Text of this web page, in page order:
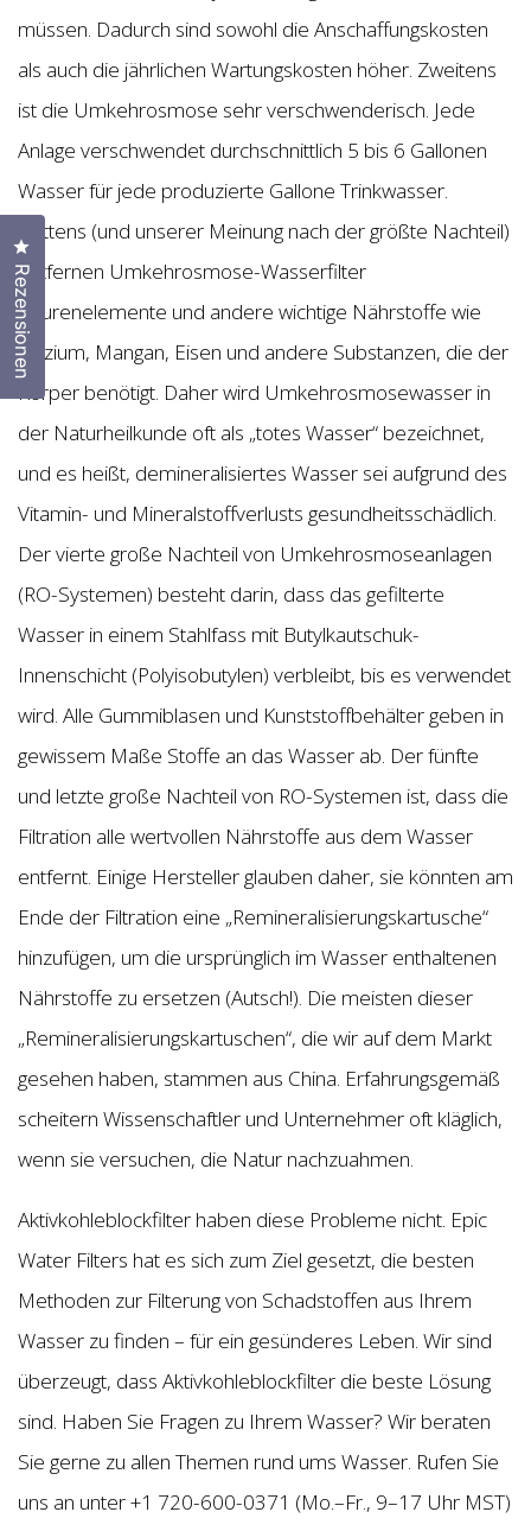
müssen. Dadurch sind sowohl die Anschaffungskosten
als auch die jährlichen Wartungskosten höher. Zweitens
ist die Umkehrosmose sehr verschwenderisch. Jede
Anlage verschwendet durchschnittlich 5 bis 6 Gallonen
Wasser für jede produzierte Gallone Trinkwasser.
Drittens (und unserer Meinung nach der größte Nachteil)
entfernen Umkehrosmose-Wasserfilter
Spurenelemente und andere wichtige Nährstoffe wie
Kalzium, Mangan, Eisen und andere Substanzen, die der
Körper benötigt. Daher wird Umkehrosmosewasser in
der Naturheilkunde oft als „totes Wasser“ bezeichnet,
und es heißt, demineralisiertes Wasser sei aufgrund des
Vitamin- und Mineralstoffverlusts gesundheitsschädlich.
Der vierte große Nachteil von Umkehrosmoseanlagen
(RO-Systemen) besteht darin, dass das gefilterte
Wasser in einem Stahlfass mit Butylkautschuk-
Innenschicht (Polyisobutylen) verbleibt, bis es verwendet
wird. Alle Gummiblasen und Kunststoffbehälter geben in
gewissem Maße Stoffe an das Wasser ab. Der fünfte
und letzte große Nachteil von RO-Systemen ist, dass die
Filtration alle wertvollen Nährstoffe aus dem Wasser
entfernt. Einige Hersteller glauben daher, sie könnten am
Ende der Filtration eine „Remineralisierungskartusche“
hinzufügen, um die ursprünglich im Wasser enthaltenen
Nährstoffe zu ersetzen (Autsch!). Die meisten dieser
„Remineralisierungskartuschen“, die wir auf dem Markt
gesehen haben, stammen aus China. Erfahrungsgemäß
scheitern Wissenschaftler und Unternehmer oft kläglich,
wenn sie versuchen, die Natur nachzuahmen.
Aktivkohleblockfilter haben diese Probleme nicht. Epic
Water Filters hat es sich zum Ziel gesetzt, die besten
Methoden zur Filterung von Schadstoffen aus Ihrem
Wasser zu finden – für ein gesünderes Leben. Wir sind
überzeugt, dass Aktivkohleblockfilter die beste Lösung
sind. Haben Sie Fragen zu Ihrem Wasser? Wir beraten
Sie gerne zu allen Themen rund ums Wasser. Rufen Sie
uns an unter +1 720-600-0371 (Mo.–Fr., 9–17 Uhr MST)
Rezensionen
Klicken Sie, um den Bewertungsdialog zu öffnen